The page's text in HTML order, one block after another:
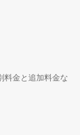
料金と追加料金な